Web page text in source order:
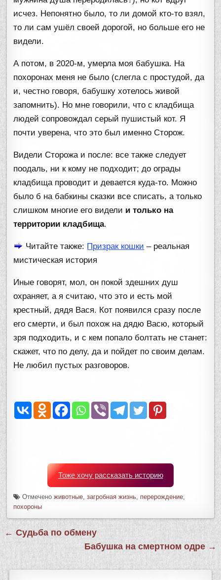
исчез. Непонятно было, то ли домой кто-то взял,
то ли сам ушёл своей дорогой, но больше его не
видели.
А потом, в 2020-м, умерла моя бабушка. На
похоронах меня не было (слегла с простудой, да
и, честно говоря, бабушку хотелось живой
запомнить). Но мне говорили, что с кладбища
людей сопровождал серый пушистый кот. Я
почти уверена, что это был именно Сторож.
Видели Сторожа и после: все также следует
поодаль, ни к кому не подходит; до ограды
кладбища проводит и девается куда-то. Можно
было б на бабкины сказки все списать, а только
слишком многие его видели и только на
территории кладбища.
Читайте также: Призрак кошки – реальная
мистическая история
Иные говорят, мол, он покой здешних душ
охраняет, а я считаю, что это и есть мой
крестный, дядя Вася. Кот появился сразу после
его смерти, и был похож на дядю Васю, который
зря подходить, и с кем попало болтать не станет:
скажет, что по делу, да и пойдет по своим делам.
Не любил пустых разговоров.
Тоже хочу рассказать историю
Отмеченоживотные ,загробная жизнь перерождение
похороны
Навигация
записям
← Судьба по обмену
Бабушка на смертном одре →